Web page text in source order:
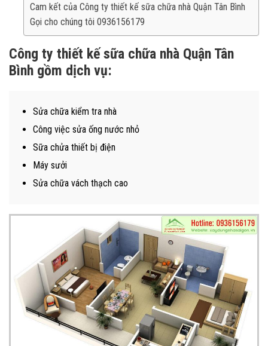
Cam kết của Công ty thiết kế sữa chữa nhà Quận Tân Bình
Gọi cho chúng tôi 0936156179
Công ty thiết kế sữa chữa nhà Quận Tân
Bình gồm dịch vụ:
Sửa chữa kiểm tra nhà
Công việc sửa ống nước nhỏ
Sữa chửa thiết bị điện
Máy sưởi
Sửa chữa vách thạch cao